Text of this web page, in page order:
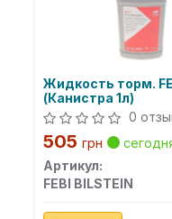
Жидкость торм.
(Канистра 1л)
0
505 грн
Артикул:
FEBI BILSTEIN